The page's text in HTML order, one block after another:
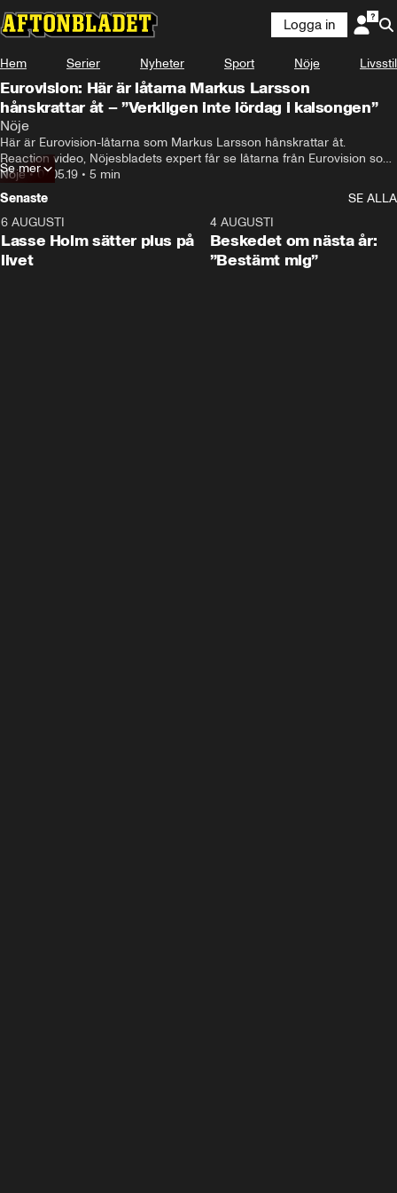
Logga in
Hem Serier Nyheter Sport Nöje Livsstil
Eurovision: Här är låtarna Markus Larsson
hånskrattar åt – ”Verkligen inte lördag i kalsongen”
Nöje
Här är Eurovision-låtarna som Markus Larsson hånskrattar åt.
Reaction video, Nöjesbladets expert får se låtarna från Eurovision song
contest för första gången.
Nöje•07.05.19 • 5 min
Se mer
Senaste
SE ALLA
6 AUGUSTI
Lasse Holm sätter plus på
livet
4 AUGUSTI
Beskedet om nästa år:
”Bestämt mig”